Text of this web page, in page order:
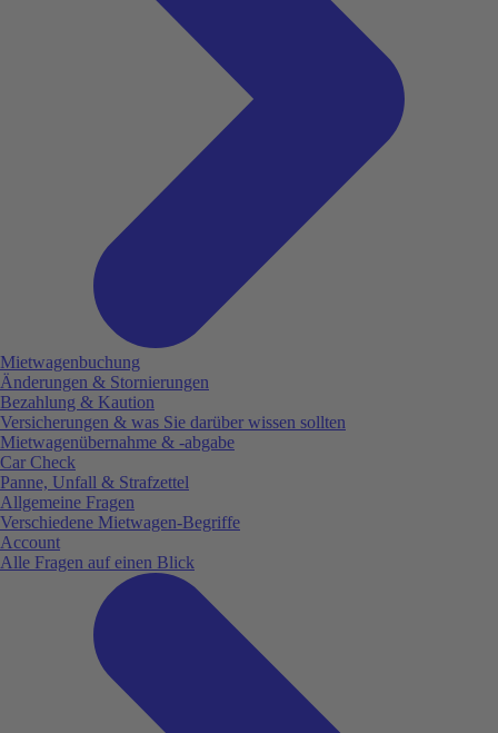
Mietwagenbuchung
Änderungen & Stornierungen
Bezahlung & Kaution
Versicherungen & was Sie darüber wissen sollten
Mietwagenübernahme & -abgabe
Car Check
Panne, Unfall & Strafzettel
Allgemeine Fragen
Verschiedene Mietwagen-Begriffe
Account
Alle Fragen auf einen Blick